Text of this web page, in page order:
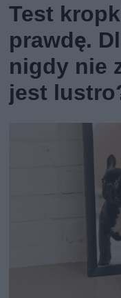
Test
prawdę.
nigdy nie
jest